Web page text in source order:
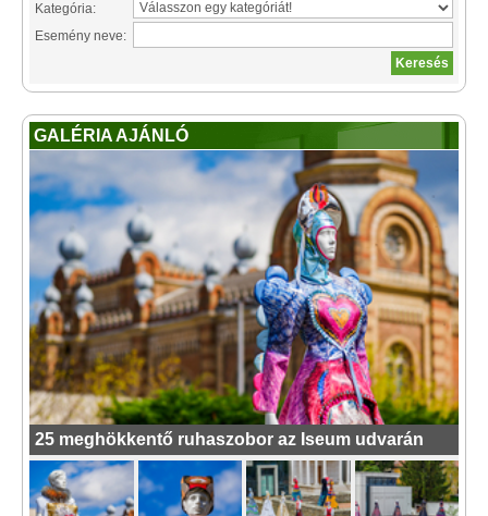
Kategória:
Esemény neve:
GALÉRIA AJÁNLÓ
25 meghökkentő ruhaszobor az Iseum udvarán